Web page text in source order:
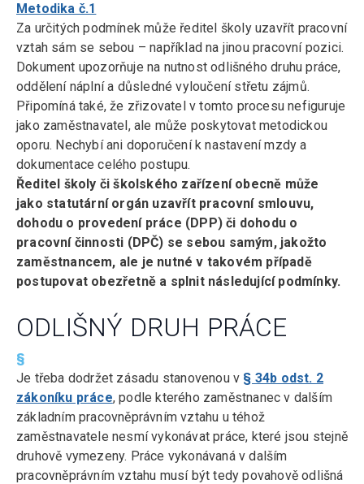
Metodika č.1
Za určitých podmínek může ředitel školy uzavřít pracovní
vztah sám se sebou – například na jinou pracovní pozici.
Dokument upozorňuje na nutnost odlišného druhu práce,
oddělení náplní a důsledné vyloučení střetu zájmů.
Připomíná také, že zřizovatel v tomto procesu nefiguruje
jako zaměstnavatel, ale může poskytovat metodickou
oporu. Nechybí ani doporučení k nastavení mzdy a
dokumentace celého postupu.
Ředitel školy či školského zařízení obecně může
jako statutární orgán uzavřít pracovní smlouvu,
dohodu o provedení práce (DPP) či dohodu o
pracovní činnosti (DPČ) se sebou samým, jakožto
zaměstnancem, ale je nutné v takovém případě
postupovat obezřetně a splnit následující podmínky.
ODLIŠNÝ DRUH PRÁCE
§
Je třeba dodržet zásadu stanovenou v § 34b odst. 2
zákoníku práce, podle kterého zaměstnanec v dalším
základním pracovněprávním vztahu u téhož
zaměstnavatele nesmí vykonávat práce, které jsou stejně
druhově vymezeny. Práce vykonávaná v dalším
pracovněprávním vztahu musí být tedy povahově odlišná